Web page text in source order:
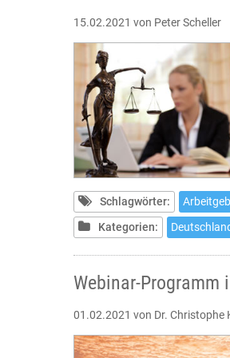
15.02.2021 von Peter Scheller
Schlagwörter:
Kategorien:
Webinar-Programm
01.02.2021 von Dr. Christophe